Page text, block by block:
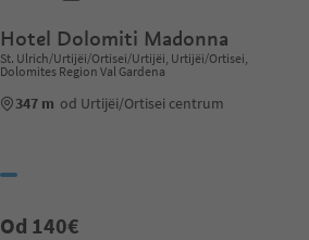
Hotel Dolomiti Madonna
St. Ulrich/Urtijëi/Ortisei/Urtijëi, Urtijëi/Ortisei,
Dolomites Region Val Gardena
347 m od Urtijëi/Ortisei centrum
Od 140€